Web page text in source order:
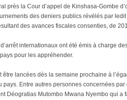
près la Cour d’appel de Kinshasa-Gombe
des deniers publics révélés par
des avances fiscales consenties, de
internationaux ont été émis à charge
pour les appréhender.
être lancées dès la semaine prochaine à
pays. Entre autres personnes concernées
Déogratias Mutombo Mwana Nyembo qui a